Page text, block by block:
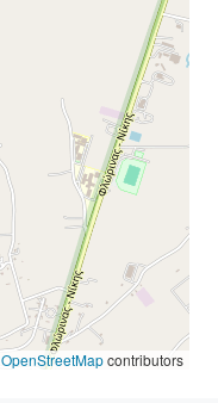
OpenStreetMapcontributors